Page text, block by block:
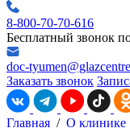
8-800-70-70-616
Бесплатный звонок
doc-
Заказать звонок
Главная / О клинике